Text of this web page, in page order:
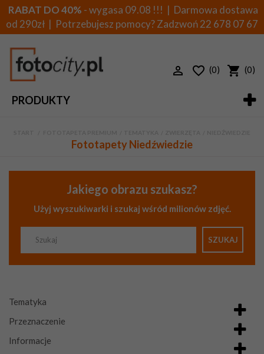
RABAT DO 40% - wygasa 09.08 !!! | Darmowa dostawa
od 290zł | Potrzebujesz pomocy? Zadzwoń22 678 07 67
PRODUKTY
(0) (0)
Fototapety Niedźwiedzie
Jakiego obrazu szukasz?
Użyj wyszukiwarki i szukaj wśród milionów zdjęć.
SZUKAJ
Tematyka
Przeznaczenie
Informacje